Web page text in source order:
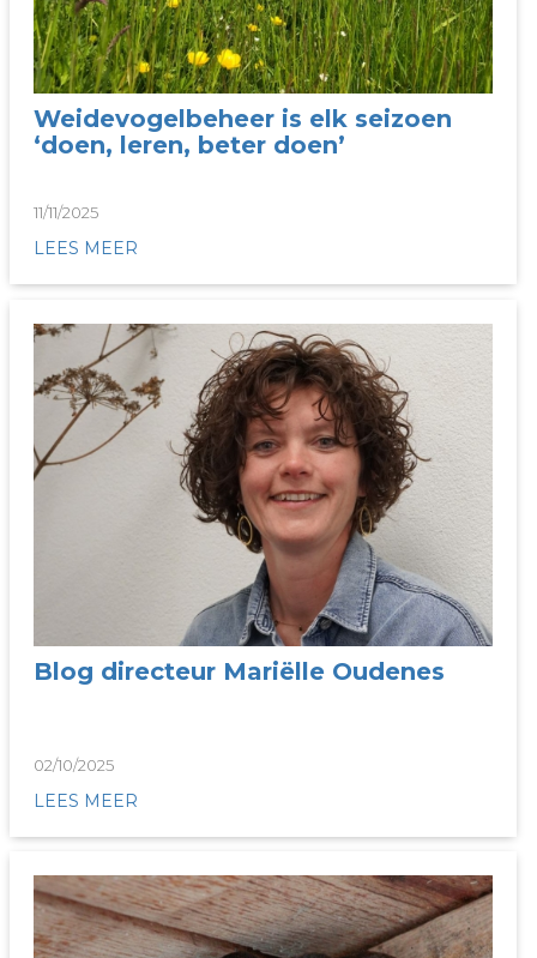
Weidevogelbeheer is elk seizoen
‘doen, leren, beter doen’
11/11/2025
LEES MEER
Blog directeur Mariëlle Oudenes
02/10/2025
LEES MEER